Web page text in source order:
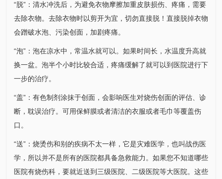
“脱”：清水冲洗后，为避免衣物摩擦加重皮肤损伤、疼痛，需要
去除衣物。去除衣物时以剪开为宜，切勿直接脱！直接脱掉衣物
会蹭破水泡、污染创面，加剧疼痛。
“泡”：泡在凉水中，常温水就可以。如果时间长，水温度升高就
换一盆。泡半个小时比较合适，疼痛缓解了就可以到医院进行下
一步的治疗。
“盖”：有色制剂涂抹于创面，会影响医生对烧伤创面的评估、诊
断，耽误治疗。可用保鲜膜或者清洁的衣服或者毛巾等覆盖伤
口。
“送”：烧烫伤和别的疾病不太一样，它是灾难医学，也叫战伤医
学，所以并不是所有的医院都具备急救能力。如果您不知道哪些
医院有烧伤科，要就近送到三级医院、二级医院等大医院。这些